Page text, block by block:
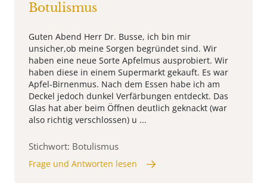
Botulismus
Guten Abend Herr Dr. Busse, ich bin mir
unsicher,ob meine Sorgen begründet sind. Wir
haben eine neue Sorte Apfelmus ausprobiert. Wir
haben diese in einem Supermarkt gekauft. Es war
Apfel-Birnenmus. Nach dem Essen habe ich am
Deckel jedoch dunkel Verfärbungen entdeckt. Das
Glas hat aber beim Öffnen deutlich geknackt (war
also richtig verschlossen) u ...
Stichwort: Botulismus
Frage und Antworten lesen